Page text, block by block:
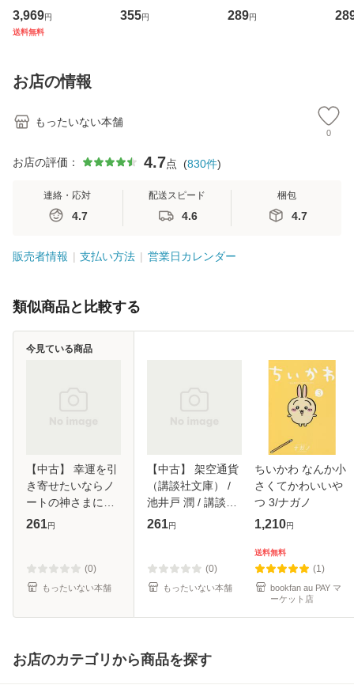
専門職の看護マネ
ジメントスキル 改
恵 藤本幸三 / 南江
堂 [単行
3,969円
送料無料
キューンレコード
[CD]【メール便送
355円
のがかり / [CD]
【メール便送料無
289円
産
お店の情報
もったいない本舗
0
お店の評価： 4.7点 (830件)
連絡・応対
4.7
配送スピード
4.6
梱包
4.7
販売者情報 支払い方法 営業日カレンダー
類似商品と比較する
【中古】 幸運を引
き寄せたいならノ
ートの神さまにお
願いしなさい / 丸
送料無料】
261円
(0)
もったいない本舗
今見ている商品
【中古】 架空通貨
（講談社文庫） /
池井戸 潤 / 講談社
[文庫]【メール便送
261円
(0)
もったいない本舗
ちいかわ なんか小
さくてかわいいや
つ 3/ナガノ
1,210円
送料無料
(1)
bookfan au PAY マ
ーケット店
お店のカテゴリから商品を探す